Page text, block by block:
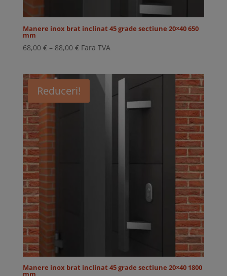
Manere inox brat inclinat 45 grade sectiune 20×40 650
mm
68,00 € – 88,00 €Interval
68,00 €
până
la
Fara TVA
Reduceri!
Manere inox brat inclinat 45 grade sectiune 20×40 1800
mm